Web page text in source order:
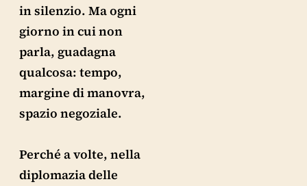
in silenzio. Ma ogni
giorno in cui non
parla, guadagna
qualcosa: tempo,
margine di manovra,
spazio negoziale.
Perché a volte, nella
diplomazia delle